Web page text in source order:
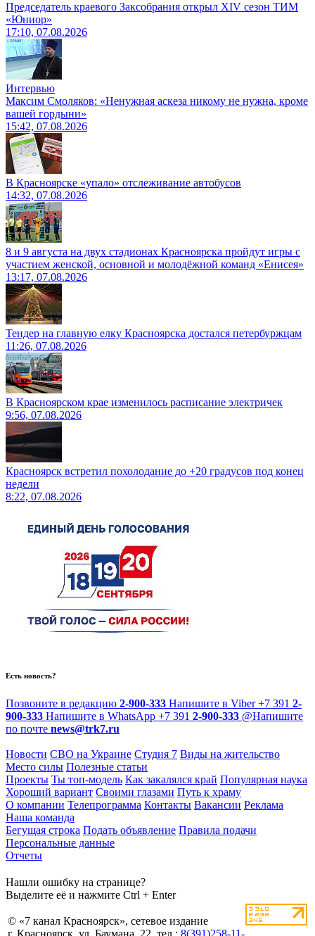
Председатель краевого Заксобрания открыл XIV сезон ТИМ
«Юниор»
17:10, 07.08.2026
Интервью
Максим Смоляков: «Ненужная аскеза никому не нужна, кроме
вашей гордыни»
15:42, 07.08.2026
В Красноярске «упало» отслеживание автобусов
14:32, 07.08.2026
8 и 9 августа на двух стадионах Красноярска пройдут игры с
участием женской, основной и молодёжной команд «Енисея»
13:17, 07.08.2026
Тендер на главную елку Красноярска достался петербуржцам
11:26, 07.08.2026
В Красноярском крае изменилось расписание электричек
9:56, 07.08.2026
Красноярск встретил похолодание до +20 градусов под конец
недели
8:22, 07.08.2026
Есть новость?
Позвоните в редакцию 2-900-333 Напишите в Viber +7 391 2-
900-333 Напишите в WhatsApp +7 391 2-900-333 @Напишите
по почте news@trk7.ru
Новости СВО на Украине Студия 7 Виды на жительство
Место силы Полезные статьи
Проекты Ты топ-модель Как закалялся край Популярная наука
Хороший вариант Своими глазами Путь к храму
О компании Телепрограмма Контакты Вакансии Реклама
Наша команда
Бегущая строка Подать объявление Правила подачи
Персональные данные
Отчеты
Нашли ошибку на странице?
Выделите её и нажмите Ctrl + Enter
© «7 канал Красноярск», сетевое издание